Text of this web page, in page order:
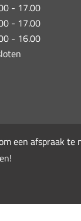
- 17.00
- 17.00
- 16.00
een afspraak te